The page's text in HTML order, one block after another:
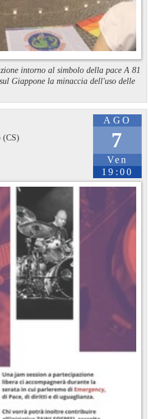
intorno al simbolo della pace A 81
Giappone la minaccia dell'uso delle
AGO
7
Ven
19:00
(CS)